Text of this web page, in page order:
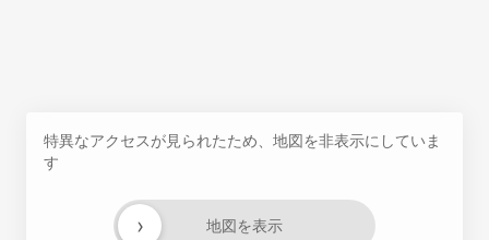
特異なアクセスが見られたため、地図を非表示にしていま
す
地図を表示
›